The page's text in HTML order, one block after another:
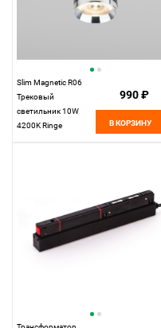
Slim Magnetic R06
Трековый
светильник 10W
4200K Ringe
990 ₽
В КОРЗИНУ